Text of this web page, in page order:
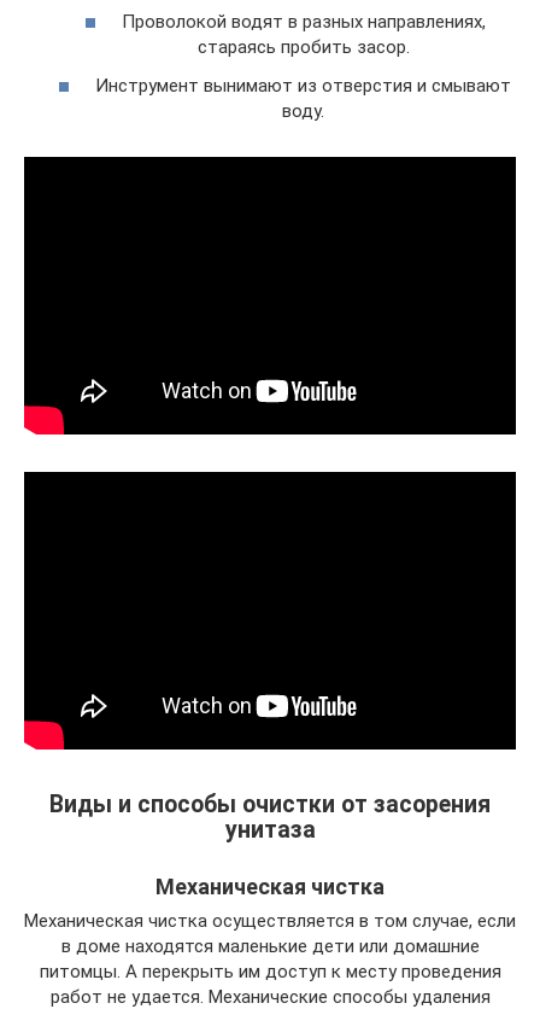
Проволокой водят в разных направлениях,
стараясь пробить засор.
Инструмент вынимают из отверстия и смывают
воду.
Виды и способы очистки от засорения
унитаза
Механическая чистка
Механическая чистка осуществляется в том случае, если
в доме находятся маленькие дети или домашние
питомцы. А перекрыть им доступ к месту проведения
работ не удается. Механические способы удаления